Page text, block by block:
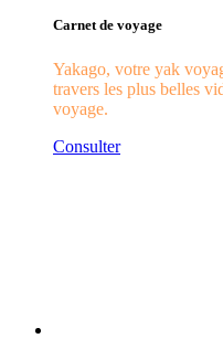
Carnet de voyage
Yakago, votre yak
travers les plus belles
voyage.
Consulter